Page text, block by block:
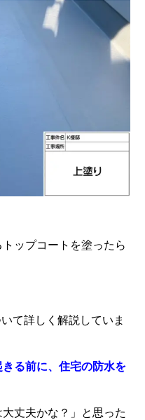
ップコートを塗ったら
て詳しく解説していま
る前に、住宅の防水を
丈夫かな？」と思った